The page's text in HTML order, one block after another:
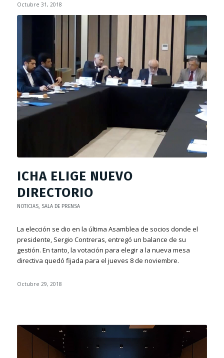
Octubre 31, 2018
ICHA ELIGE NUEVO
DIRECTORIO
NOTICIAS, SALA DE PRENSA
La elección se dio en la última Asamblea de socios donde el
presidente, Sergio Contreras, entregó un balance de su
gestión. En tanto, la votación para elegir a la nueva mesa
directiva quedó fijada para el jueves 8 de noviembre.
Octubre 29, 2018